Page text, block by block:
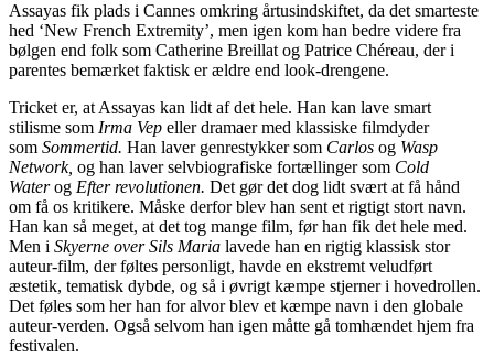
Assayas fik plads i Cannes omkring årtusindskiftet, da det smarteste
hed ‘New French Extremity’, men igen kom han bedre videre fra
bølgen end folk som Catherine Breillat og Patrice Chéreau, der i
parentes bemærket faktisk er ældre end look-drengene.
Tricket er, at Assayas kan lidt af det hele. Han kan lave smart
stilisme som Irma Vep eller dramaer med klassiske filmdyder
som Sommertid. Han laver genrestykker som Carlos og Wasp
Network, og han laver selvbiografiske fortællinger som Cold
Waterog Efter revolutionen. Det gør det dog lidt svært at få hånd
om få os kritikere. Måske derfor blev han sent et rigtigt stort navn.
Han kan så meget, at det tog mange film, før han fik det hele med.
Men i Skyerne over Sils Maria lavede han en rigtig klassisk stor
auteur-film, der føltes personligt, havde en ekstremt veludført
æstetik, tematisk dybde, og så i øvrigt kæmpe stjerner i hovedrollen.
Det føles som her han for alvor blev et kæmpe navn i den globale
auteur-verden. Også selvom han igen måtte gå tomhændet hjem fra
festivalen.